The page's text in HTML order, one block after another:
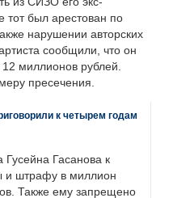
тот был арестован по
нарушении авторских
сообщили, что он
миллионов рублей.
пресечения.
к четырем годам
Гусейна Гасанова к
и штрафу в миллион
Также ему запрещено